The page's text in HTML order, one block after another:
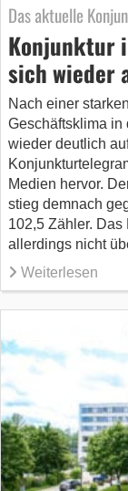
Das aktuelle
Konjunktur
sich wieder
Nach einer
Geschäftsklima in
wieder deutlich
Medien hervor.
stieg demnach
102,5 Zähler.
allerdings nicht
Weiterlesen